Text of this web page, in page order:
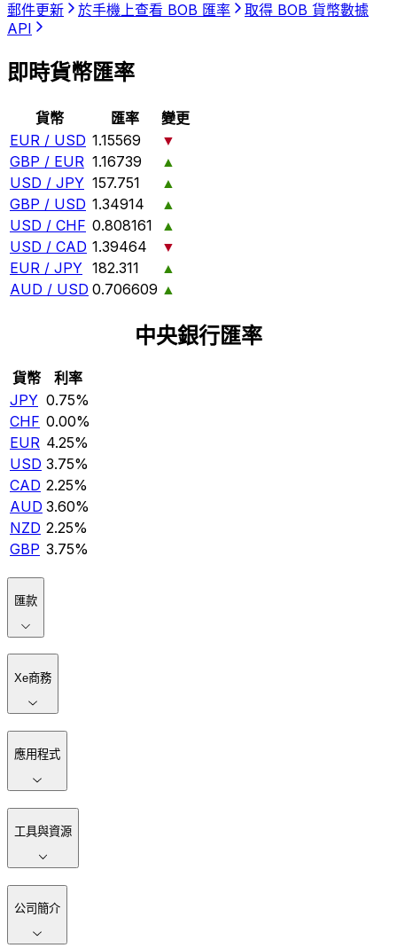
郵件更新
於手機上查看 BOB 匯率
取得 BOB 貨幣數據
API
即時貨幣匯率
貨幣 匯率
變更
EUR / USD 1.15569
▼
GBP / EUR 1.16739
▲
USD / JPY 157.751
▲
GBP / USD 1.34914
▲
USD / CHF 0.808161
▲
USD / CAD 1.39464
▼
EUR / JPY 182.311
▲
AUD / USD 0.706609 ▲
中央銀行匯率
貨幣
利率
JPY 0.75%
CHF 0.00%
EUR 4.25%
USD 3.75%
CAD 2.25%
AUD 3.60%
NZD 2.25%
GBP 3.75%
匯款
Xe商務
應用程式
工具與資源
公司簡介